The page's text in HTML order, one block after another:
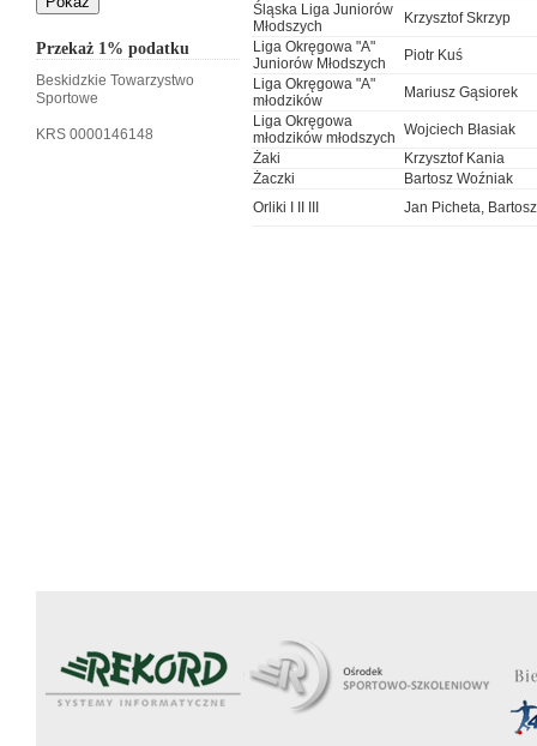
Przekaż 1% podatku
Beskidzkie Towarzystwo
Sportowe
KRS 0000146148
Śląska Liga Juniorów
Młodszych
Krzysztof Skrzyp
Liga Okręgowa "A"
Juniorów Młodszych
Piotr Kuś
Liga Okręgowa "A"
młodzików
Mariusz Gąsiorek
Liga Okręgowa
młodzików młodszych Wojciech Błasiak
Żaki
Krzysztof Kania
Żaczki
Bartosz Woźniak
Orliki I II III
Jan Picheta,